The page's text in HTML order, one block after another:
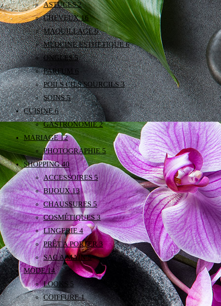
ASTUCES2
CHEVEUX16
MAQUILLAGE6
MEDCINE ESTHETIQUE6
ONGLES5
PARFUM 6
POILS CILS SOURCILS3
SOINS5
CUISINE6
GASTRONOMIE2
MARIAGE12
PHOTOGRAPHIE5
SHOPPING40
ACCESSOIRES5
BIJOUX13
CHAUSSURES5
COSMÉTIQUES3
LINGERIE4
PRÊT A PORTER3
SAC A MAIN5
MODE14
LOOKS 5
COIFFURE1